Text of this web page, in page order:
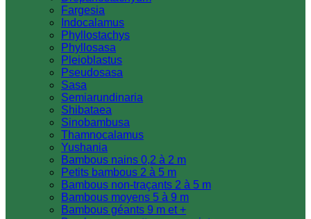
Fargesia
Indocalamus
Phyllostachys
Phyllosasa
Pleioblastus
Pseudosasa
Sasa
Semiarundinaria
Shibataea
Sinobambusa
Thamnocalamus
Yushania
Bambous nains 0,2 à 2 m
Petits bambous 2 à 5 m
Bambous non-traçants 2 à 5 m
Bambous moyens 5 à 9 m
Bambous géants 9 m et +